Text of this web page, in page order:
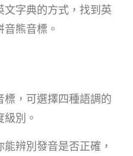
字典的方式，找到英
熊音標。
，可選擇四種語調的
別。
辨別發音是否正確，